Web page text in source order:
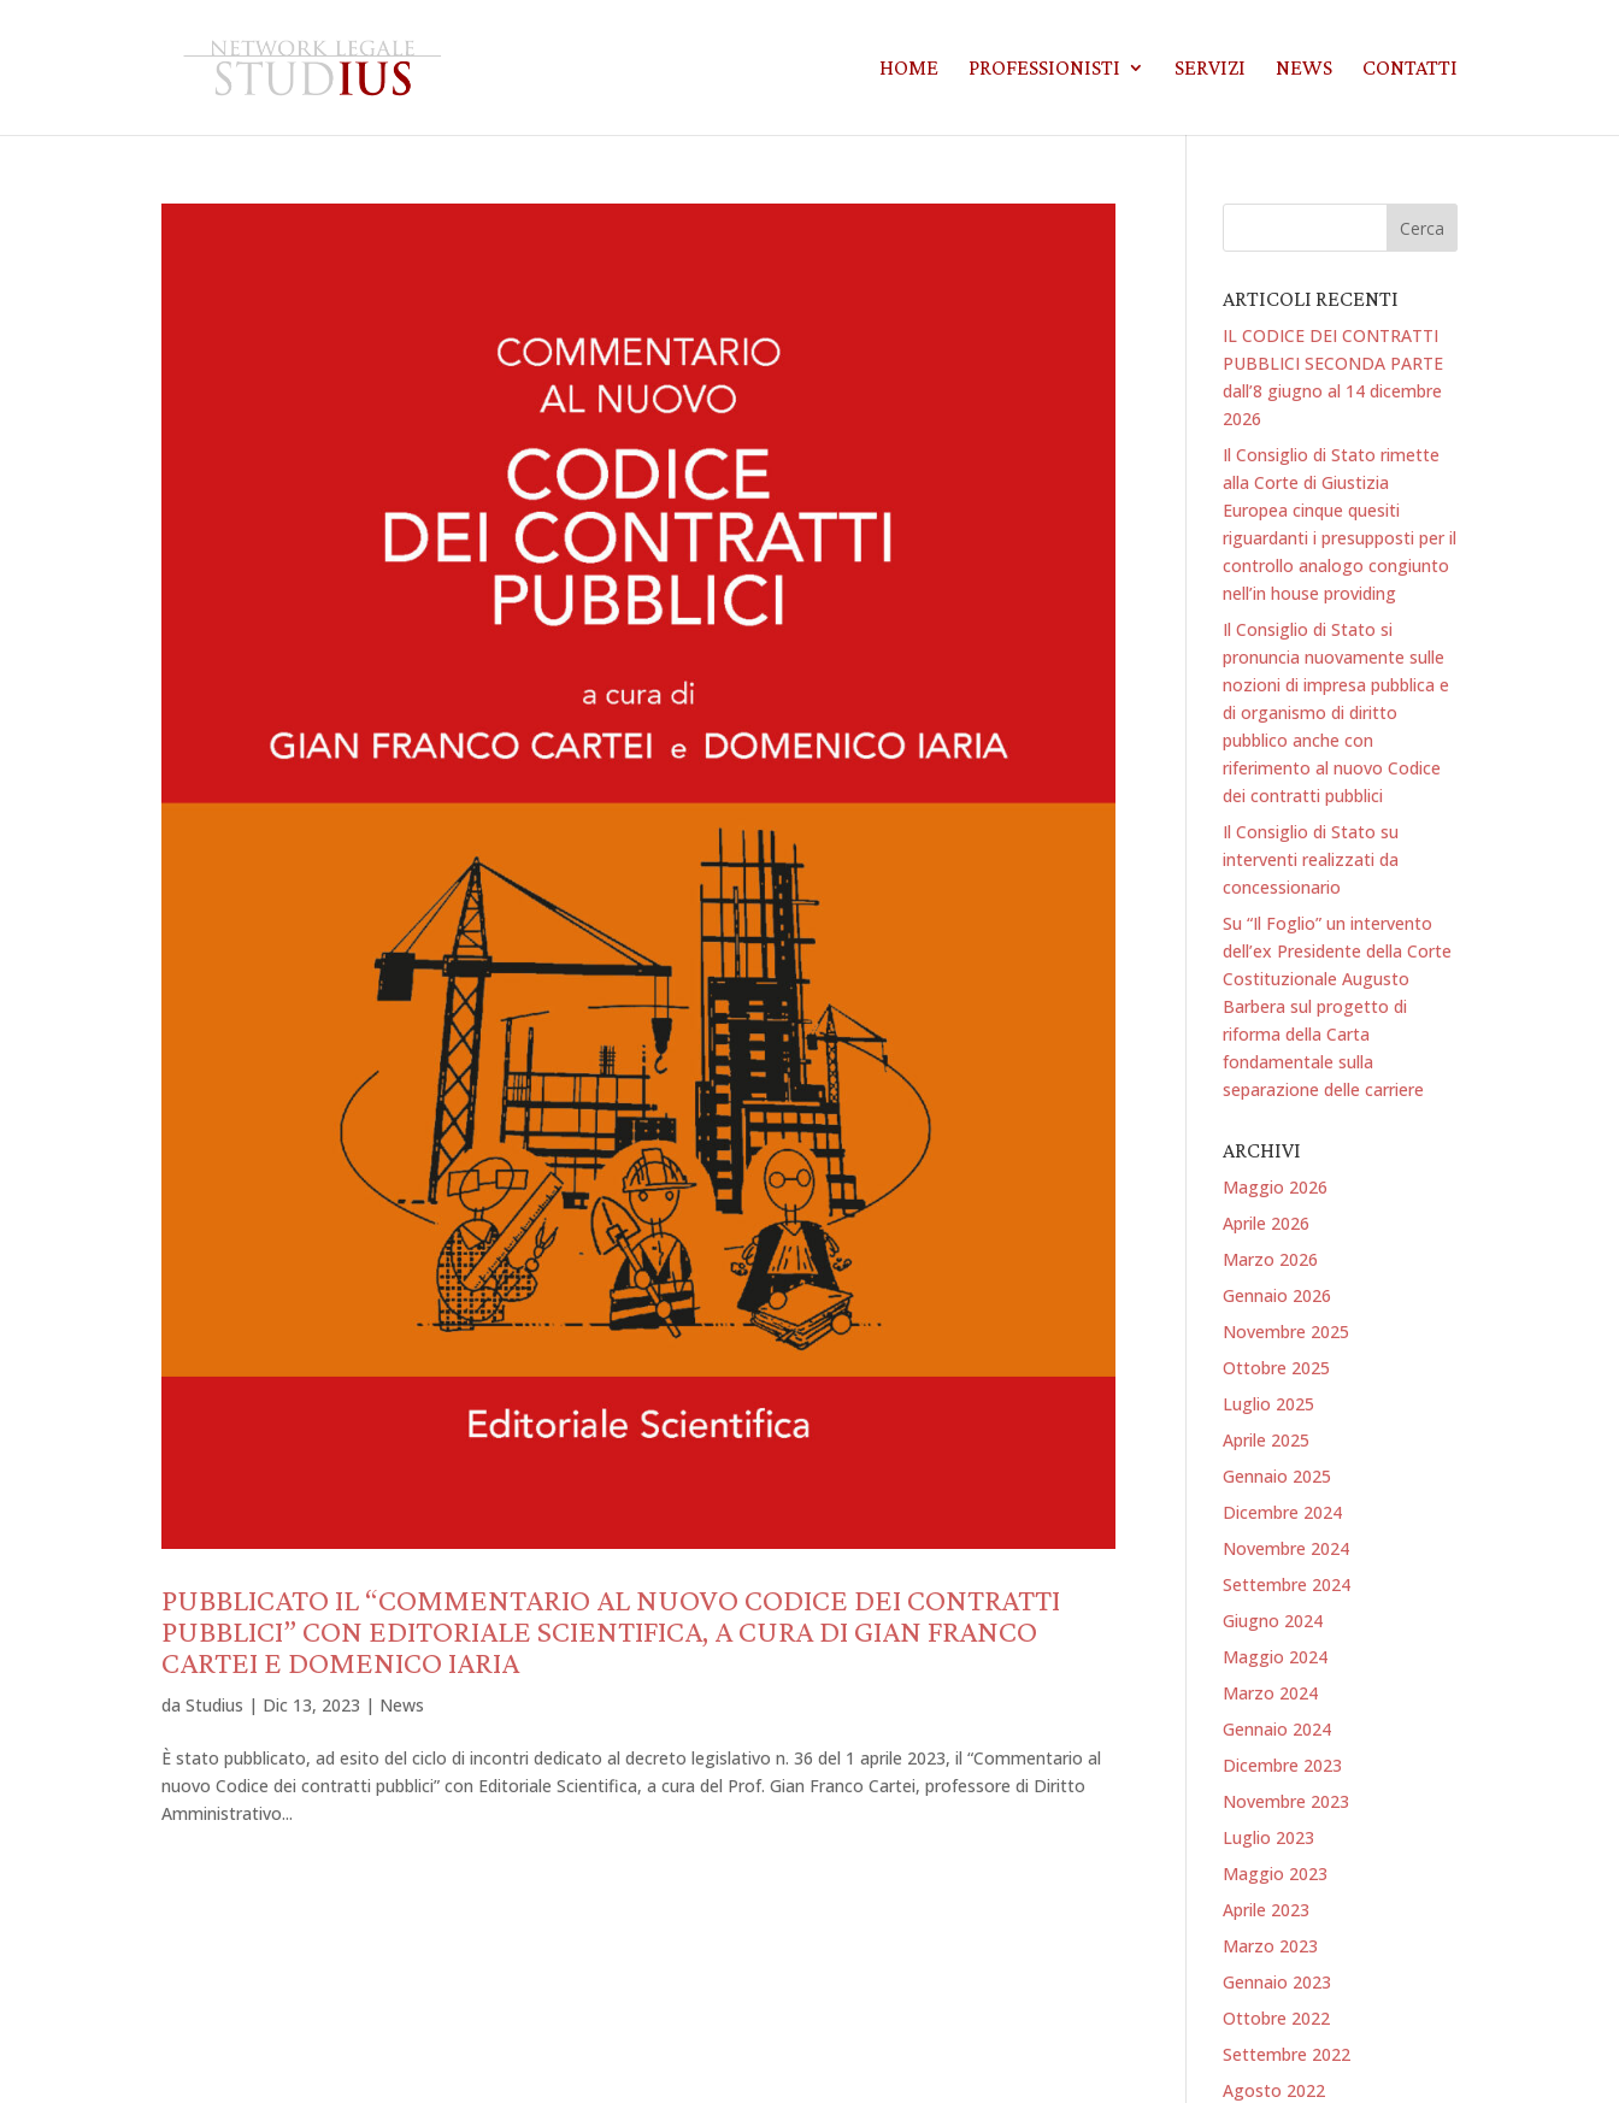
HOME PROFESSIONISTI SERVIZI NEWS CONTATTI
PUBBLICATO IL “COMMENTARIO AL NUOVO CODICE DEI CONTRATTI
PUBBLICI” CON EDITORIALE SCIENTIFICA, A CURA DI GIAN FRANCO
CARTEI E DOMENICO IARIA
daStudius | Dic 13, 2023 | News
È stato pubblicato, ad esito del ciclo di incontri dedicato al decreto legislativo n. 36 del 1 aprile 2023, il “Commentario al
nuovo Codice dei contratti pubblici” con Editoriale Scientifica, a cura del Prof. Gian Franco Cartei, professore di Diritto
Amministrativo...
ARTICOLI RECENTI
IL CODICE DEI CONTRATTI
PUBBLICI SECONDA PARTE
dall’8 giugno al 14 dicembre
2026
Il Consiglio di Stato rimette
alla Corte di Giustizia
Europea cinque quesiti
riguardanti i presupposti per il
controllo analogo congiunto
nell’in house providing
Il Consiglio di Stato si
pronuncia nuovamente sulle
nozioni di impresa pubblica e
di organismo di diritto
pubblico anche con
riferimento al nuovo Codice
dei contratti pubblici
Il Consiglio di Stato su
interventi realizzati da
concessionario
Su “Il Foglio” un intervento
dell’ex Presidente della Corte
Costituzionale Augusto
Barbera sul progetto di
riforma della Carta
fondamentale sulla
separazione delle carriere
ARCHIVI
Maggio 2026
Aprile 2026
Marzo 2026
Gennaio 2026
Novembre 2025
Ottobre 2025
Luglio 2025
Aprile 2025
Gennaio 2025
Dicembre 2024
Novembre 2024
Settembre 2024
Giugno 2024
Maggio 2024
Marzo 2024
Gennaio 2024
Dicembre 2023
Novembre 2023
Luglio 2023
Maggio 2023
Aprile 2023
Marzo 2023
Gennaio 2023
Ottobre 2022
Settembre 2022
Agosto 2022